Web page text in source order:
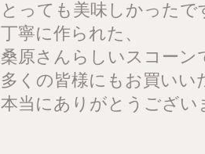
とっても美味しかったで
丁寧に作られた、
桑原さんらしいスコーン
多くの皆様にもお買いい
本当にありがとうござい